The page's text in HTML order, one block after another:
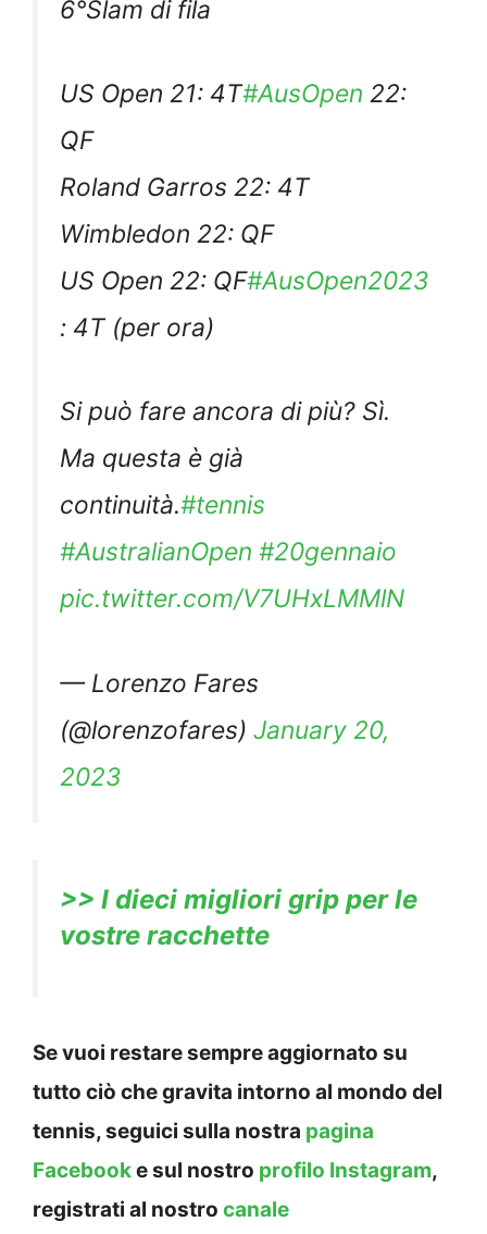
6°Slam di fila
US Open 21: 4T#AusOpen 22:
QF
Roland Garros 22: 4T
Wimbledon 22: QF
US Open 22: QF#AusOpen2023
: 4T (per ora)
Si può fare ancora di più? Sì.
Ma questa è già
continuità.#tennis
#AustralianOpen #20gennaio
pic.twitter.com/V7UHxLMMlN
— Lorenzo Fares
(@lorenzofares) January 20,
2023
>> I dieci migliori grip per le
vostre racchette
Se vuoi restare sempre aggiornato su
tutto ciò che gravita intorno al mondo del
tennis, seguici sulla nostra pagina
Facebooke sul nostro profilo Instagram,
registrati al nostro canale